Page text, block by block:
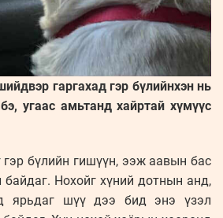
гаргахад гэр бүлийнхэн нь
угаас амьтанд хайртай хүмүүс
бүлийн гишүүн, ээж аавын бас
байдаг. Нохойг хүний дотнын анд,
ярьдаг шүү дээ бид энэ үзэл